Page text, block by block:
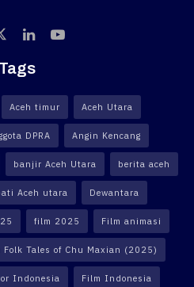
Tags
Aceh timur Aceh Utara
DPRA Angin Kencang
banjir Aceh Utara berita aceh
Aceh utara Dewantara
film 2025 Film animasi
Folk Tales of Chu Maxian (2025)
Indonesia Film Indonesia